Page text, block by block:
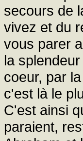
secours de
vivez et du
vous parer
la
coeur, par
c'est là le
C'est ainsi
paraient,